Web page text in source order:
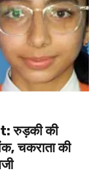
रुड़की की
चकराता की